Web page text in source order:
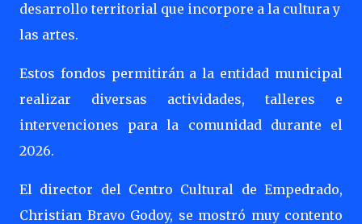
desarrollo territorial que incorpore a la cultura y
las artes.
Estos fondos permitirán a la entidad municipal
realizar diversas actividades, talleres e
intervenciones para la comunidad durante el
2026.
El director del Centro Cultural de Empedrado,
Christian Bravo Godoy, se mostró muy contento